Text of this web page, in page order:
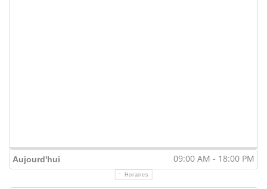
Aujourd'hui 09:00 AM - 18:00 PM
Horaires